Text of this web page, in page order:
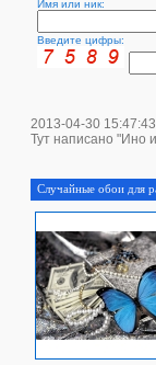
Имя или ник:
Введите цифры:
2013-04-30
Тут написано "Ино
Случайные обои для